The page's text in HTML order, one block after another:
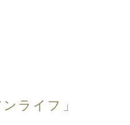
ライフ」